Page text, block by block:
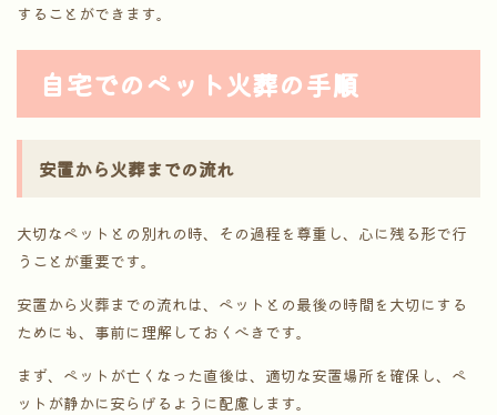
することができます。
自宅でのペット火葬の手順
安置から火葬までの流れ
大切なペットとの別れの時、その過程を尊重し、心に残る形で行
うことが重要です。
安置から火葬までの流れは、ペットとの最後の時間を大切にする
ためにも、事前に理解しておくべきです。
まず、ペットが亡くなった直後は、適切な安置場所を確保し、ペ
ットが静かに安らげるように配慮します。